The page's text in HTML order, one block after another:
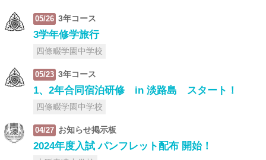
05/26 3年コース
3学年修学旅行
四條畷学園中学校
05/23 3年コース
1、2年合同宿泊研修 in 淡路島 スタート！
四條畷学園中学校
04/27 お知らせ掲示板
2024年度入試 パンフレット配布 開始！